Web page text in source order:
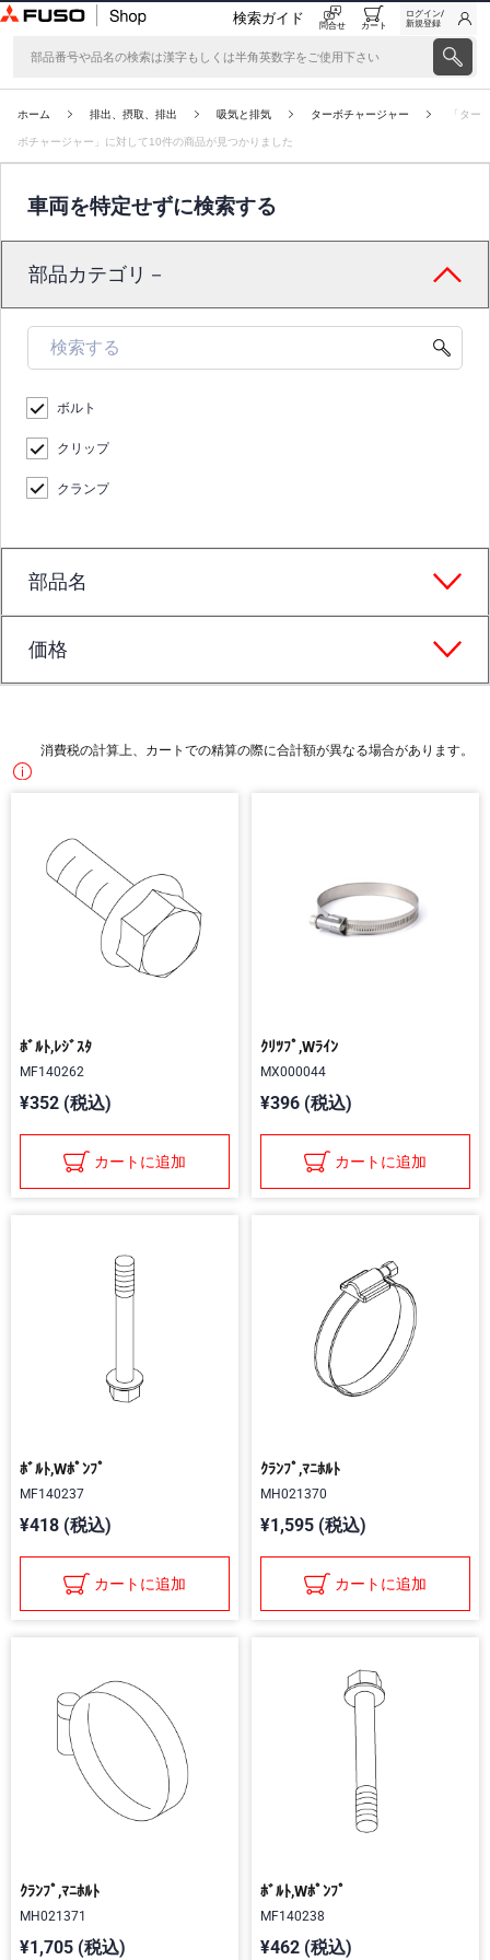
検索ガイド 問合せ カート
ログイン/
新規登録
ホーム 排出、摂取、排出 吸気と排気 ターボチャージャー 「ター
ボチャージャー」に対して10件の商品が見つかりました
車両を特定せずに検索する
部品カテゴリ－
ボルト
クリップ
クランプ
部品名
価格
消費税の計算上、カートでの精算の際に合計額が異なる場合があります。
ﾎﾞﾙﾄ,ﾚｼﾞｽﾀ
MF140262
¥352 (税込)
カートに追加
ｸﾘﾂﾌﾟ,Wﾗｲﾝ
MX000044
¥396 (税込)
カートに追加
ﾎﾞﾙﾄ,Wﾎﾟﾝﾌﾟ
MF140237
¥418 (税込)
カートに追加
ｸﾗﾝﾌﾟ,ﾏﾆﾎﾙﾄ
MH021370
¥1,595 (税込)
カートに追加
ｸﾗﾝﾌﾟ,ﾏﾆﾎﾙﾄ
MH021371
¥1,705 (税込)
ﾎﾞﾙﾄ,Wﾎﾟﾝﾌﾟ
MF140238
¥462 (税込)